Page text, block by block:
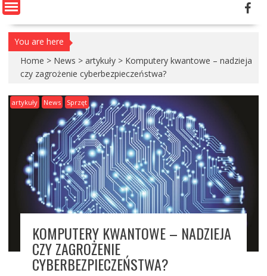
You are here
Home > News > artykuły > Komputery kwantowe – nadzieja
czy zagrożenie cyberbezpieczeństwa?
artykuły News Sprzęt
KOMPUTERY KWANTOWE – NADZIEJA
CZY ZAGROŻENIE
CYBERBEZPIECZEŃSTWA?